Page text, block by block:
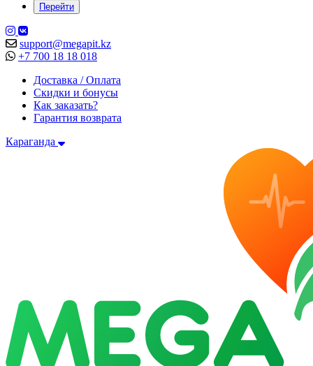
Перейти
support@megapit.kz
+7 700 18 18 018
Доставка / Оплата
Скидки и бонусы
Как заказать?
Гарантия возврата
Караганда